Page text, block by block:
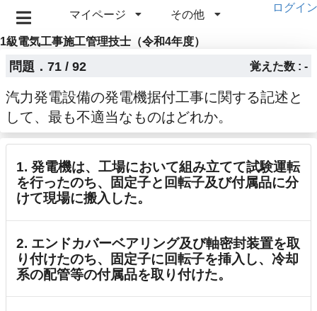
マイページ その他
ログイン
1級電気工事施工管理技士（令和4年度）
問題．71 / 92 覚えた数 : -
汽力発電設備の発電機据付工事に関する記述と
して、最も不適当なものはどれか。
1. 発電機は、工場において組み立てて試験運転
を行ったのち、固定子と回転子及び付属品に分
けて現場に搬入した。
2. エンドカバーベアリング及び軸密封装置を取
り付けたのち、固定子に回転子を挿入し、冷却
系の配管等の付属品を取り付けた。